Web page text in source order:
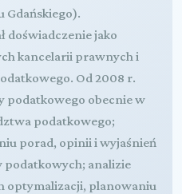
Gdańskiego).
doświadczenie jako
kancelarii prawnych i
Od 2008 r.
podatkowego obecnie w
podatkowego;
porad, opinii i wyjaśnień
podatkowych; analizie
optymalizacji, planowaniu